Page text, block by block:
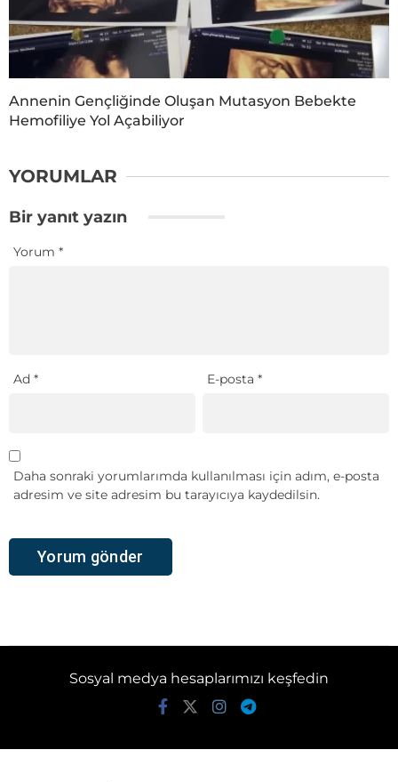
Annenin Gençliğinde Oluşan Mutasyon Bebekte
Hemofiliye Yol Açabiliyor
YORUMLAR
Bir yanıt yazın
Yorum *
Ad * E-posta*
Daha sonraki yorumlarımda kullanılması için adım, e-posta
adresim ve site adresim bu tarayıcıya kaydedilsin.
Sosyal medya hesaplarımızı keşfedin